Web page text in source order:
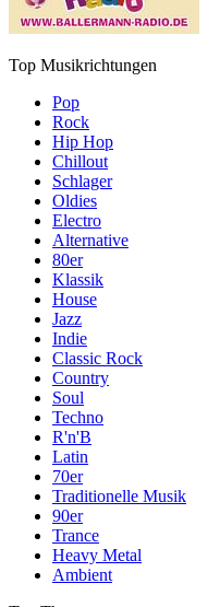
Top Musikrichtungen
Pop
Rock
Hip Hop
Chillout
Schlager
Oldies
Electro
Alternative
80er
Klassik
House
Jazz
Indie
Classic Rock
Country
Soul
Techno
R'n'B
Latin
70er
Traditionelle Musik
90er
Trance
Heavy Metal
Ambient